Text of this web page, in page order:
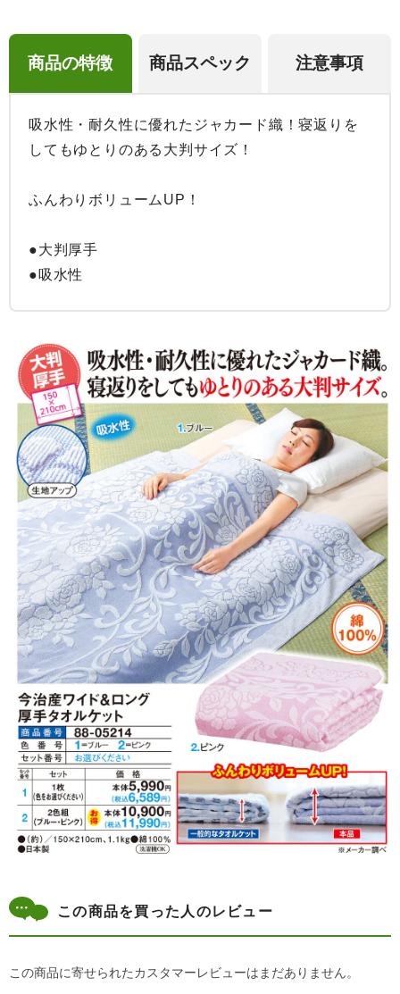
商品の特徴 商品スペック 注意事項
吸水性・耐久性に優れたジャカード織！寝返りを
してもゆとりのある大判サイズ！
ふんわりボリュームUP！
●大判厚手
●吸水性
この商品を買った人のレビュー
この商品に寄せられたカスタマーレビューはまだありません。